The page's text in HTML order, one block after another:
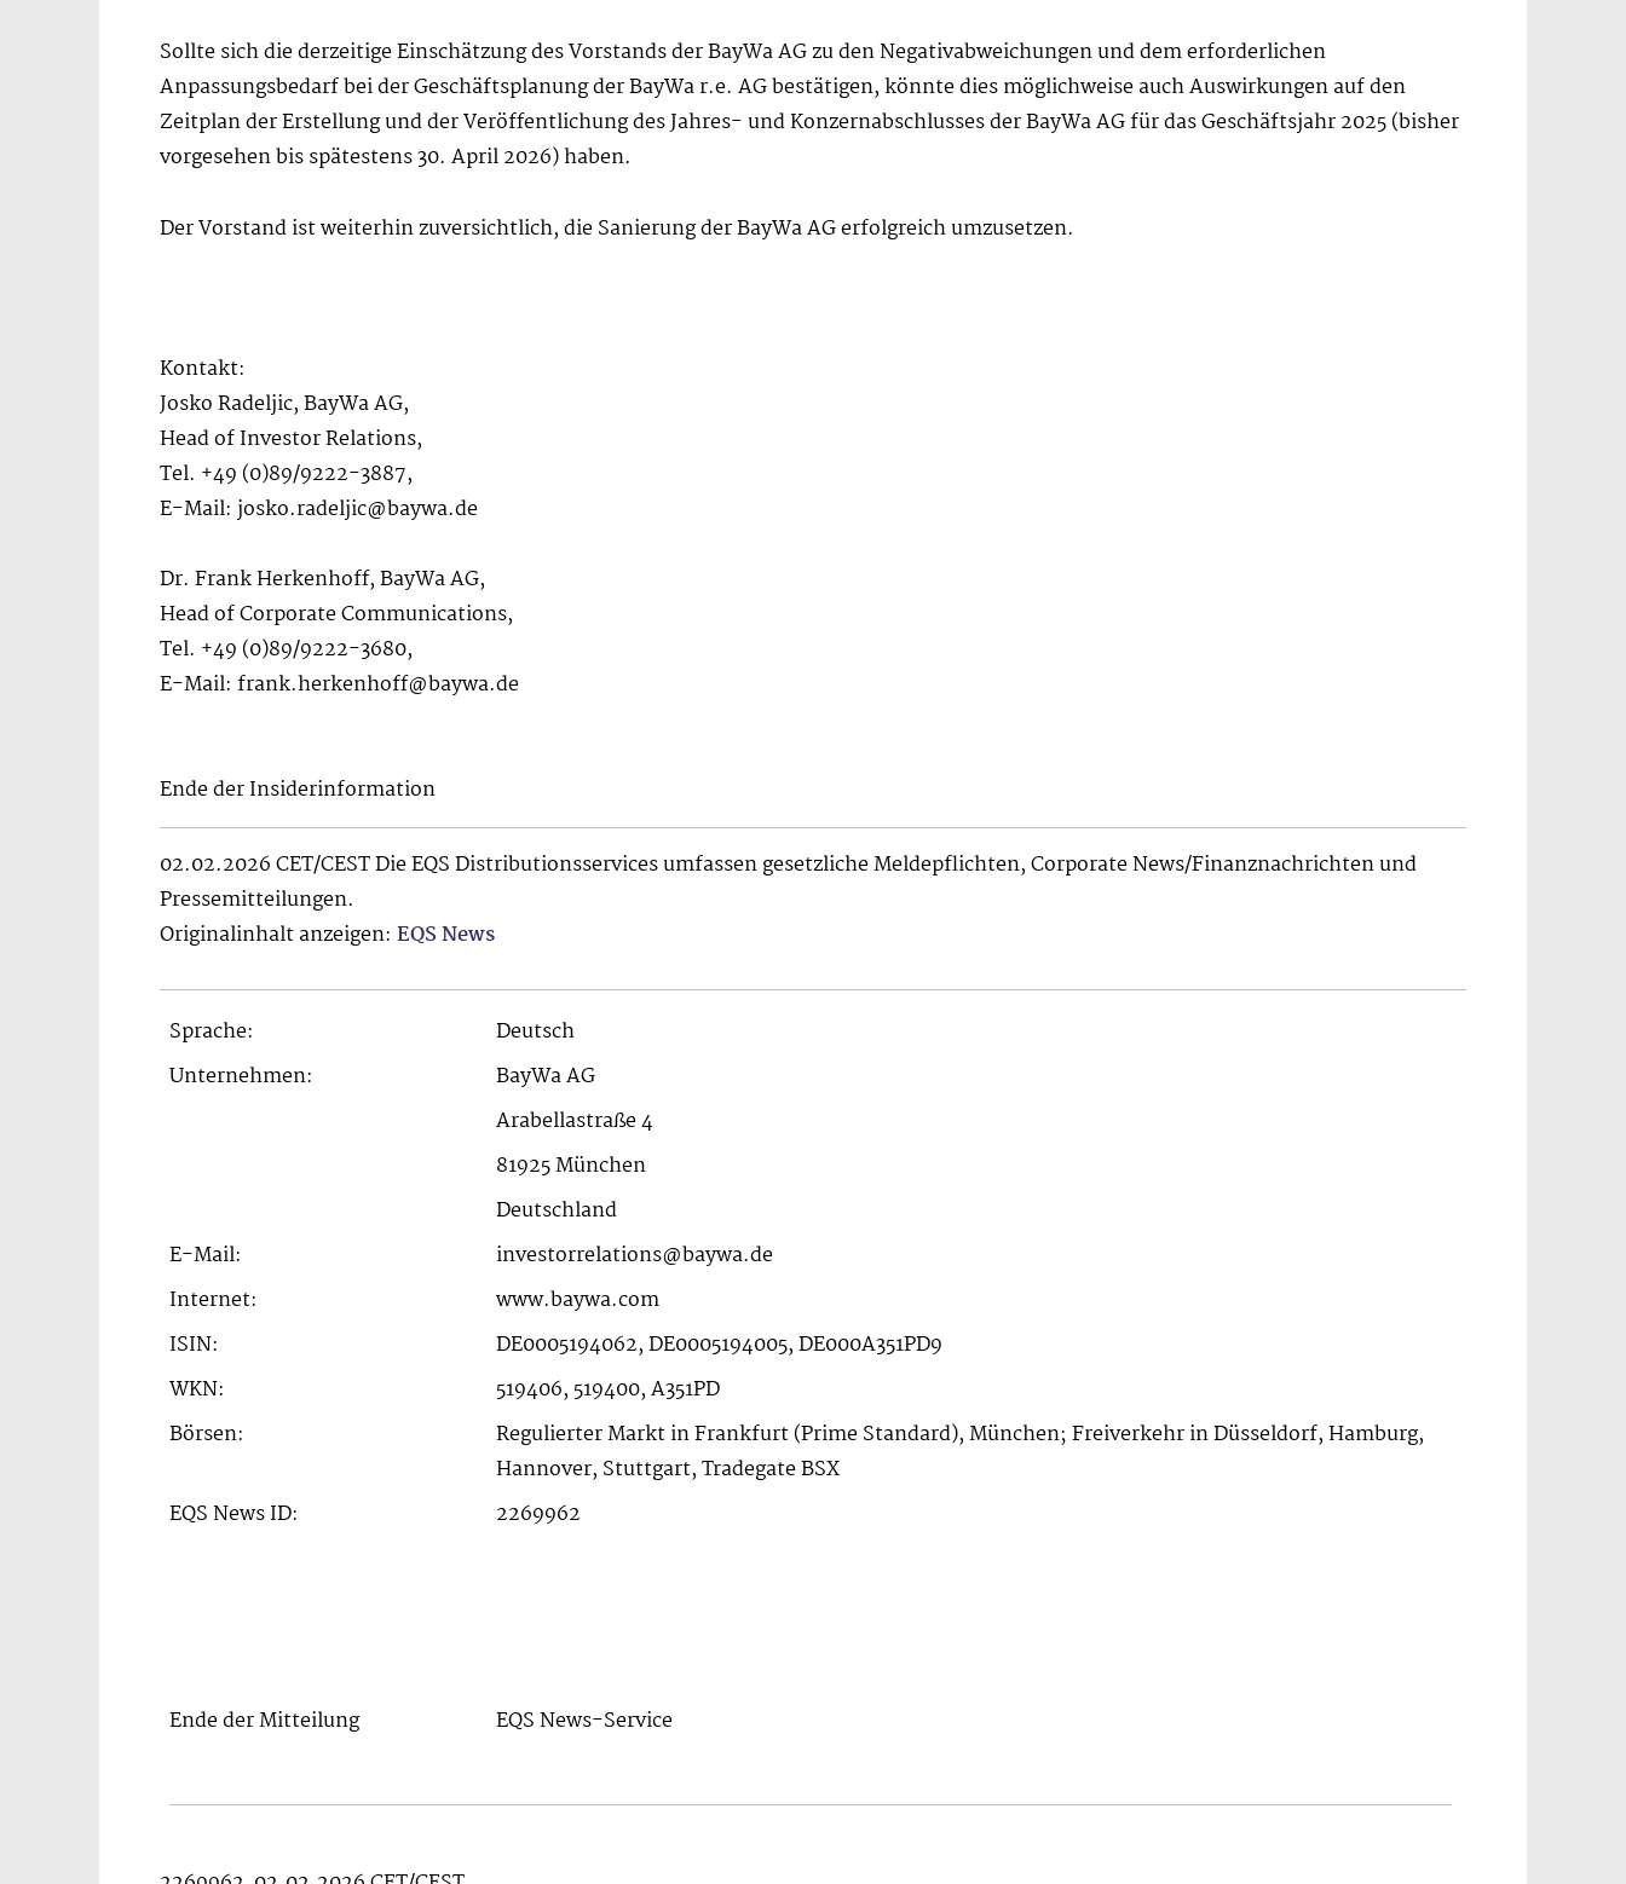
Sollte sich die derzeitige Einschätzung des Vorstands der BayWa AG zu den Negativabweichungen und dem erforderlichen
Anpassungsbedarf bei der Geschäftsplanung der BayWa r.e. AG bestätigen, könnte dies möglichweise auch Auswirkungen auf den
Zeitplan der Erstellung und der Veröffentlichung des Jahres- und Konzernabschlusses der BayWa AG für das Geschäftsjahr 2025 (bisher
vorgesehen bis spätestens 30. April 2026) haben.
Der Vorstand ist weiterhin zuversichtlich, die Sanierung der BayWa AG erfolgreich umzusetzen.
Kontakt:
Josko Radeljic, BayWa AG,
Head of Investor Relations,
Tel. +49 (0)89/9222-3887,
E-Mail: josko.radeljic@baywa.de
Dr. Frank Herkenhoff, BayWa AG,
Head of Corporate Communications,
Tel. +49 (0)89/9222-3680,
E-Mail: frank.herkenhoff@baywa.de
Ende der Insiderinformation
02.02.2026 CET/CEST Die EQS Distributionsservices umfassen gesetzliche Meldepflichten, Corporate News/Finanznachrichten und
Pressemitteilungen.
Originalinhalt anzeigen: EQS News
Sprache:
Deutsch
Unternehmen:
BayWa AG
Arabellastraße 4
81925 München
Deutschland
E-Mail:
investorrelations@baywa.de
Internet:
www.baywa.com
ISIN:
DE0005194062, DE0005194005, DE000A351PD9
WKN:
519406, 519400, A351PD
Börsen:
Regulierter Markt in Frankfurt (Prime Standard), München; Freiverkehr in Düsseldorf, Hamburg,
Hannover, Stuttgart, Tradegate BSX
EQS News ID:
2269962
Ende der Mitteilung EQS News-Service